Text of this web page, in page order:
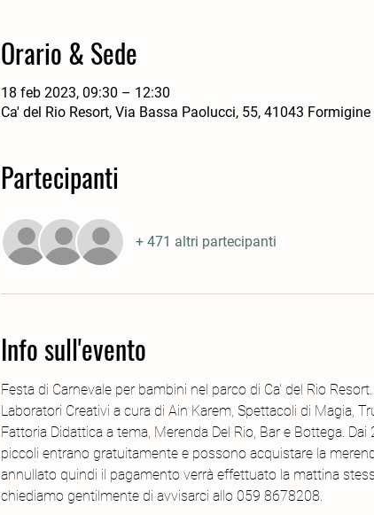
Orario & Sede
18 feb 2023, 09:30 – 12:30
Ca' del Rio Resort, Via Bassa Paolucci, 55, 41043 Formigine
Partecipanti
+ 471 altri partecipanti
Info sull'evento
Festa di Carnevale per bambini nel parco di Ca' del Rio Resort.
Laboratori Creativi a cura di Ain Karem, Spettacoli di Magia,
Fattoria Didattica a tema, Merenda Del Rio, Bar e Bottega.
piccoli entrano gratuitamente e possono acquistare la
annullato quindi il pagamento verrà effettuato la mattina
chiediamo gentilmente di avvisarci allo 059 8678208.